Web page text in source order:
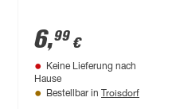
6,99 €
Keine Lieferung nach
Hause
Bestellbar in Troisdorf